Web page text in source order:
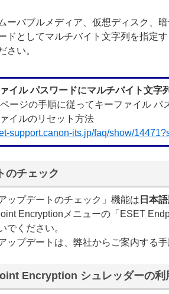
ーバブルメディア、仮想ディスク、
ドとしてマルチバイト文字列を指定
さい。
イル パスワードにマルチバイト文字
ージの手順に従ってキーファイル パ
イルのリセット方法
support.canon-its.jp/faq/show/
のチェック
ップデートのチェック」機能は 日本
Encryptionメニューの「ESET
でください。
ップデートは、弊社からご案内する
Encryption シュレッダーの利